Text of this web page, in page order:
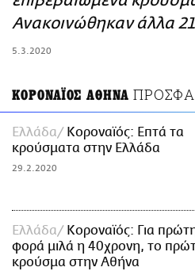
ΑΜΠΑ
Ανακοινώθηκαν άλλα 21
5.3.2020
ΚΟΡΟΝΑΪΟΣ ΑΘΗΝΑ
Ελλάδα
Κοροναϊός: Επτά τα
κρούσματα στην Ελλάδα
29.2.2020
Ελλάδα
Κοροναϊός: Για
φορά μιλά η 40χρονη, το
κρούσμα στην Αθήνα